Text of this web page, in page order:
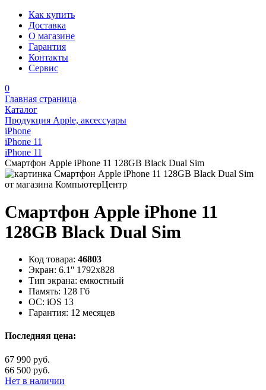
Как купить
Доставка
О магазине
Гарантия
Контакты
Сервис
0
Главная страница
Каталог
Продукция Apple, аксессуары
iPhone
iPhone 11
iPhone 11
Смартфон Apple iPhone 11 128GB Black Dual Sim
Смартфон Apple iPhone 11
128GB Black Dual Sim
Код товара: 46803
Экран: 6.1'' 1792x828
Тип экрана: емкостный
Память: 128 Гб
ОС: iOS 13
Гарантия: 12 месяцев
Последняя цена:
67 990 руб.
66 500 руб.
Нет в наличии